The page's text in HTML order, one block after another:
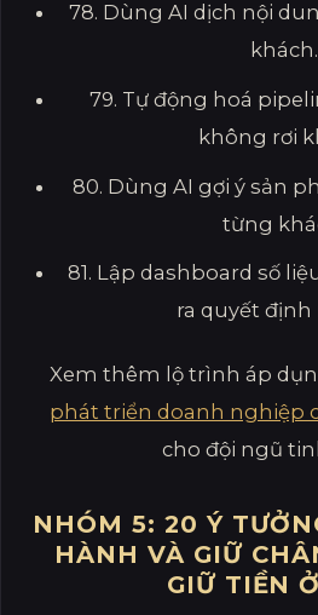
78. Dùng AI dịch nội
khách.
79. Tự động hoá
không rơi
80. Dùng AI gợi ý sản
từng
81. Lập dashboard số
ra quyết định
Xem thêm lộ trình áp
phát triển doanh nghiệp
cho đội ngũ
NHÓM 5: 20 Ý
HÀNH VÀ GIỮ
GIỮ TIỀN